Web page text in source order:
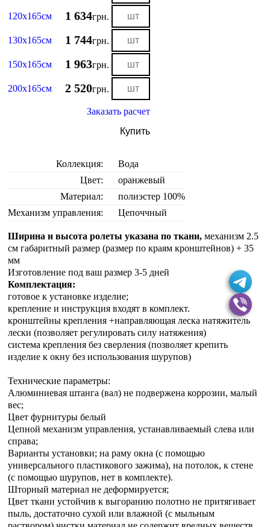
120х165см 1 634грн.
130х165см 1 744грн.
150х165см 1 963грн.
200х165см 2 520грн.
Заказать расчет
Купить
Коллекция:
Вода
Цвет:
оранжевый
Материал:
полиэстер 100%
Механизм управления:
Цепоччный
Ширина и высота ролеты указана по ткани,механизм 2.5
см габаритный размер (размер по краям кронштейнов) + 35
мм
Изготовление под ваш размер 3-5 дней
Комплектация:
готовое к установке изделие;
крепление и инструкция входят в комплект.
кронштейны крепления +направляющая леска натяжитель
лески (позволяет регулировать силу натяжения)
система крепления без сверления (позволяет крепить
изделие к окну без использования шурупов)
Технические параметры:
Алюминиевая штанга (вал) не подвержена коррозии, малый
вес;
Цвет фурнитуры белый
Цепной механизм управления, устанавливаемый слева или
справа;
Варианты установки; на раму окна (с помощью
универсального пластикового зажима), на потолок, к стене
(с помощью шурупов, нет в комплекте).
Шторный материал не деформируется;
Цвет ткани устойчив к выгоранию полотно не притягивает
пыль, достаточно сухой или влажной (с мыльным